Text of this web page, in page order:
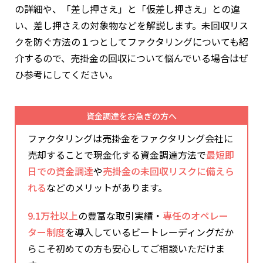
の詳細や、「差し押さえ」と「仮差し押さえ」との違
い、差し押さえの対象物などを解説します。未回収リス
クを防ぐ方法の１つとしてファクタリングについても紹
介するので、売掛金の回収について悩んでいる場合はぜ
ひ参考にしてください。
資金調達をお急ぎの方へ
ファクタリングは売掛金をファクタリング会社に
売却することで現金化する資金調達方法で最短即
日での資金調達や売掛金の未回収リスクに備えら
れるなどのメリットがあります。
9.1万社以上の豊富な取引実績・ 専任のオペレー
ター制度を導入しているビートレーディングだか
らこそ初めての方も安心してご相談いただけま